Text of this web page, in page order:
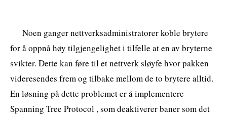
Noen ganger nettverksadministratorer koble brytere
for å oppnå høy tilgjengelighet i tilfelle at en av bryterne
svikter. Dette kan føre til et nettverk sløyfe hvor pakken
videresendes frem og tilbake mellom de to brytere alltid.
En løsning på dette problemet er å implementere
Spanning Tree Protocol , som deaktiverer baner som det